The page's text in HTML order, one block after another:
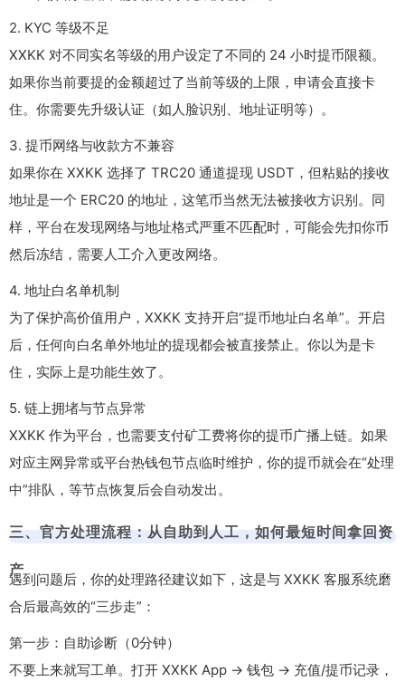
2. KYC 等级不足
XXKK 对不同实名等级的用户设定了不同的 24 小时提币限额。
如果你当前要提的金额超过了当前等级的上限，申请会直接卡
住。你需要先升级认证（如人脸识别、地址证明等）。
3. 提币网络与收款方不兼容
如果你在 XXKK 选择了 TRC20 通道提现 USDT，但粘贴的接收
地址是一个 ERC20 的地址，这笔币当然无法被接收方识别。同
样，平台在发现网络与地址格式严重不匹配时，可能会先扣你币
然后冻结，需要人工介入更改网络。
4. 地址白名单机制
为了保护高价值用户，XXKK 支持开启“提币地址白名单”。开启
后，任何向白名单外地址的提现都会被直接禁止。你以为是卡
住，实际上是功能生效了。
5. 链上拥堵与节点异常
XXKK 作为平台，也需要支付矿工费将你的提币广播上链。如果
对应主网异常或平台热钱包节点临时维护，你的提币就会在“处理
中”排队，等节点恢复后会自动发出。
三、官方处理流程：从自助到人工，如何最短时间拿回资
产
遇到问题后，你的处理路径建议如下，这是与 XXKK 客服系统磨
合后最高效的“三步走”：
第一步：自助诊断（0分钟）
不要上来就写工单。打开 XXKK App → 钱包 → 充值/提币记录，